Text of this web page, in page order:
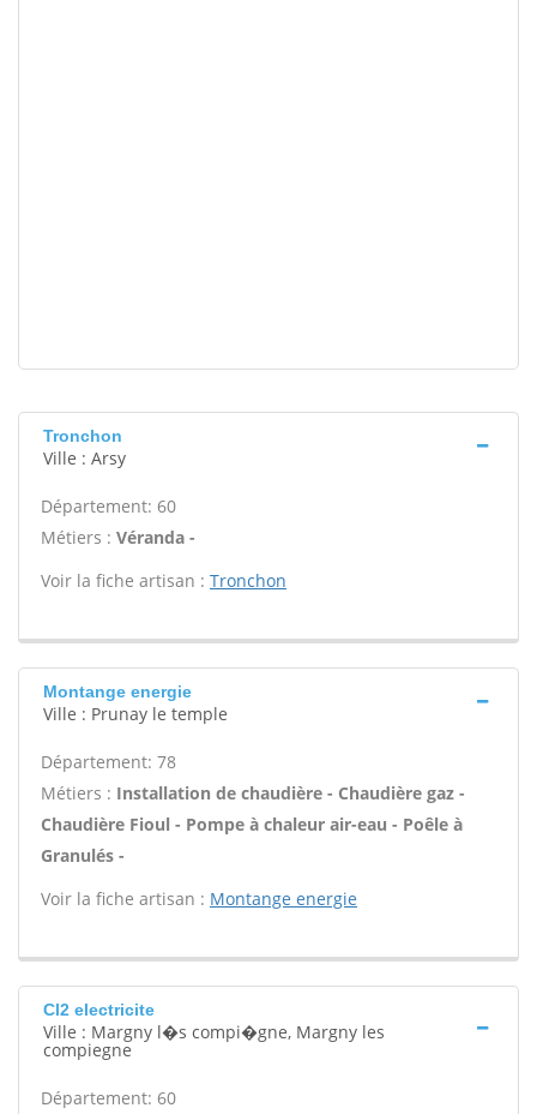
Tronchon
Ville : Arsy
Département: 60
Métiers : Véranda -
Voir la fiche artisan : Tronchon
Montange energie
Ville : Prunay le temple
Département: 78
Métiers : Installation de chaudière - Chaudière gaz -
Chaudière Fioul - Pompe à chaleur air-eau - Poêle à
Granulés -
Voir la fiche artisan : Montange energie
Cl2 electricite
Ville : Margny l�s compi�gne, Margny les
compiegne
Département: 60